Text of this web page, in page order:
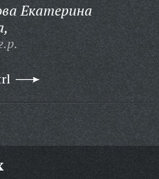
Екатерина